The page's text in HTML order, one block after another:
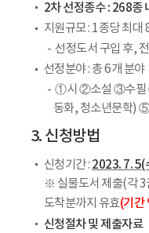
2차 선정종수 : 268종
지원규모 : 1종당 최대
선정도서 구입 후,
선정분야 : 총 6개 분야
①시 ②소설 ③수필
동화, 청소년문학)
3. 신청방법
신청기간 : 2023. 7. 5(
※ 실물도서 제출(각
도착분까지 유효(기간
신청절차 및 제출자료